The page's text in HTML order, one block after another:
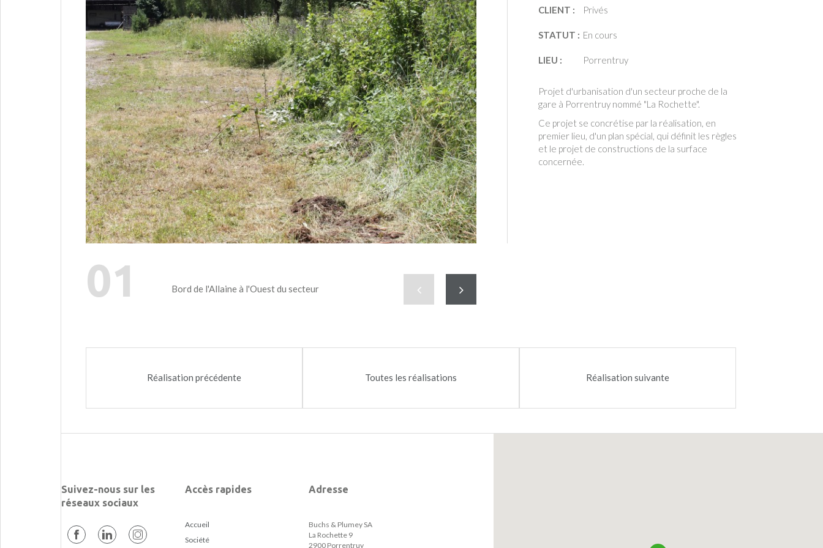
01 Bord de l'Allaine à l'Ouest du secteur PrécédentSuivant
CLIENT : Privés
STATUT : En cours
LIEU : Porrentruy
Projet d'urbanisation d'un secteur proche de la
gare à Porrentruy nommé "La Rochette".
Ce projet se concrétise par la réalisation, en
premier lieu, d'un plan spécial, qui définit les règles
et le projet de constructions de la surface
concernée.
Réalisation précédente Toutes les réalisations Réalisation suivante
Suivez-nous sur les
réseaux sociaux
Accès rapides
Accueil
Société
Adresse
Buchs & Plumey SA
La Rochette 9
2900 Porrentruy